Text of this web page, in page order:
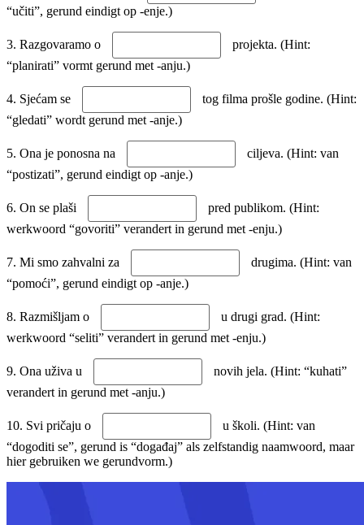
“učiti”, gerund eindigt op -enje.)
3. Razgovaramo o
projekta. (Hint:
“planirati” vormt gerund met -anju.)
4. Sjećam se
tog filma prošle godine. (Hint:
“gledati” wordt gerund met -anje.)
5. Ona je ponosna na
ciljeva. (Hint: van
“postizati”, gerund eindigt op -anje.)
6. On se plaši
pred publikom. (Hint:
werkwoord “govoriti” verandert in gerund met -enju.)
7. Mi smo zahvalni za
drugima. (Hint: van
“pomoći”, gerund eindigt op -anje.)
8. Razmišljam o
u drugi grad. (Hint:
werkwoord “seliti” verandert in gerund met -enju.)
9. Ona uživa u
novih jela. (Hint: “kuhati”
verandert in gerund met -anju.)
10. Svi pričaju o
u školi. (Hint: van
“dogoditi se”, gerund is “događaj” als zelfstandig naamwoord, maar
hier gebruiken we gerundvorm.)